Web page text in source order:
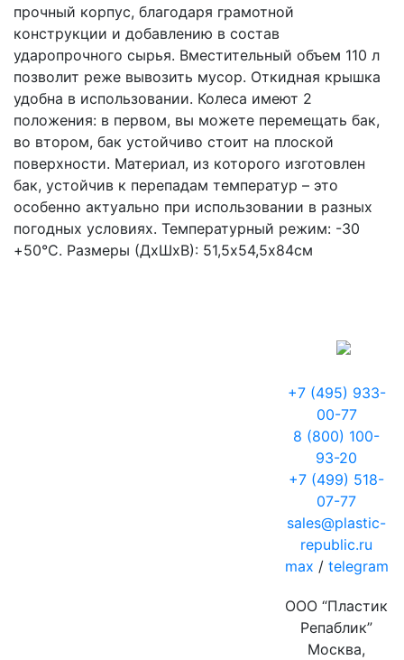
прочный корпус, благодаря грамотной
конструкции и добавлению в состав
ударопрочного сырья. Вместительный объем 110 л
позволит реже вывозить мусор. Откидная крышка
удобна в использовании. Колеса имеют 2
положения: в первом, вы можете перемещать бак,
во втором, бак устойчиво стоит на плоской
поверхности. Материал, из которого изготовлен
бак, устойчив к перепадам температур – это
особенно актуально при использовании в разных
погодных условиях. Температурный режим: -30
+50°С. Размеры (ДхШхВ): 51,5х54,5х84см
+7 (495) 933-
00-77
8 (800) 100-
93-20
+7 (499) 518-
07-77
sales@plastic-
republic.ru
max / telegram
ООО “Пластик
Репаблик”
Москва,